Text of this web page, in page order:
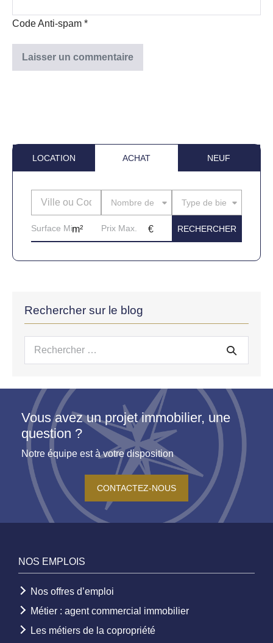
Code Anti-spam *
LOCATION ACHAT NEUF
Nombre de piècesType de bien
Rechercher sur le blog
Recherche
Vous avez un projet immobilier, une
question ?
Notre équipe est à votre disposition
CONTACTEZ-NOUS
NOS EMPLOIS
Nos offres d’emploi
Métier : agent commercial immobilier
Les métiers de la copropriété